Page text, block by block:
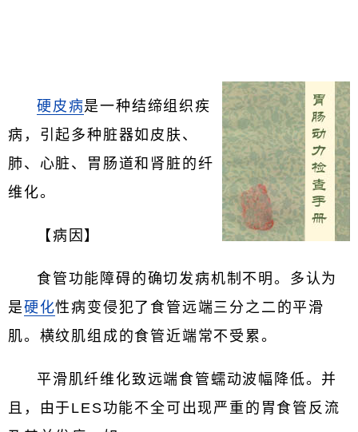
硬皮病是一种结缔组织疾
病，引起多种脏器如皮肤、
肺、心脏、胃肠道和肾脏的纤
维化。
【病因】
食管功能障碍的确切发病机制不明。多认为
是硬化性病变侵犯了食管远端三分之二的平滑
肌。横纹肌组成的食管近端常不受累。
平滑肌纤维化致远端食管蠕动波幅降低。并
且，由于LES功能不全可出现严重的胃食管反流